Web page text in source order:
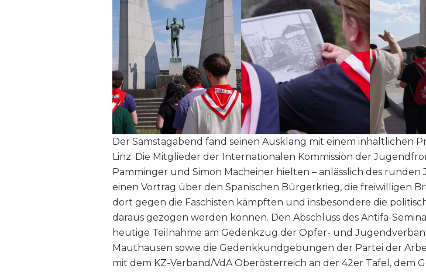
Der Samstagabend fand seinen Ausklang mit einem inhaltlichen
Linz. Die Mitglieder der Internationalen Kommission der
Pamminger und Simon Macheiner hielten – anlässlich des runden
einen Vortrag über den Spanischen Bürgerkrieg, die freiwilligen
dort gegen die Faschisten kämpften und insbesondere die
daraus gezogen werden können. Den Abschluss des Antifa-
heutige Teilnahme am Gedenkzug der Opfer- und
Mauthausen sowie die Gedenkkundgebungen der Partei der
mit dem KZ-Verband/VdA Oberösterreich an der 42er Tafel, dem